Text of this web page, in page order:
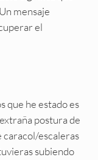
mensaje
el
que he estado es
postura de
caracol/escaleras
subiendo